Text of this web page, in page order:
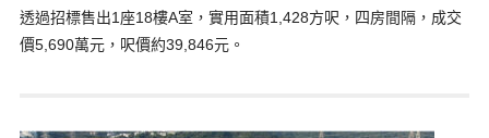
透過招標售出1座18樓A室，實用面積1,428方呎，四房間隔，成交
價5,690萬元，呎價約39,846元。